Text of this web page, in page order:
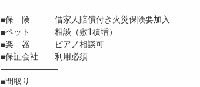
―――――――
■保 険 借家人賠償付き火災保険要加入
■ペット 相談（敷1積増）
■楽 器 ピアノ相談可
■保証会社 利用必須
―――――――
■間取り